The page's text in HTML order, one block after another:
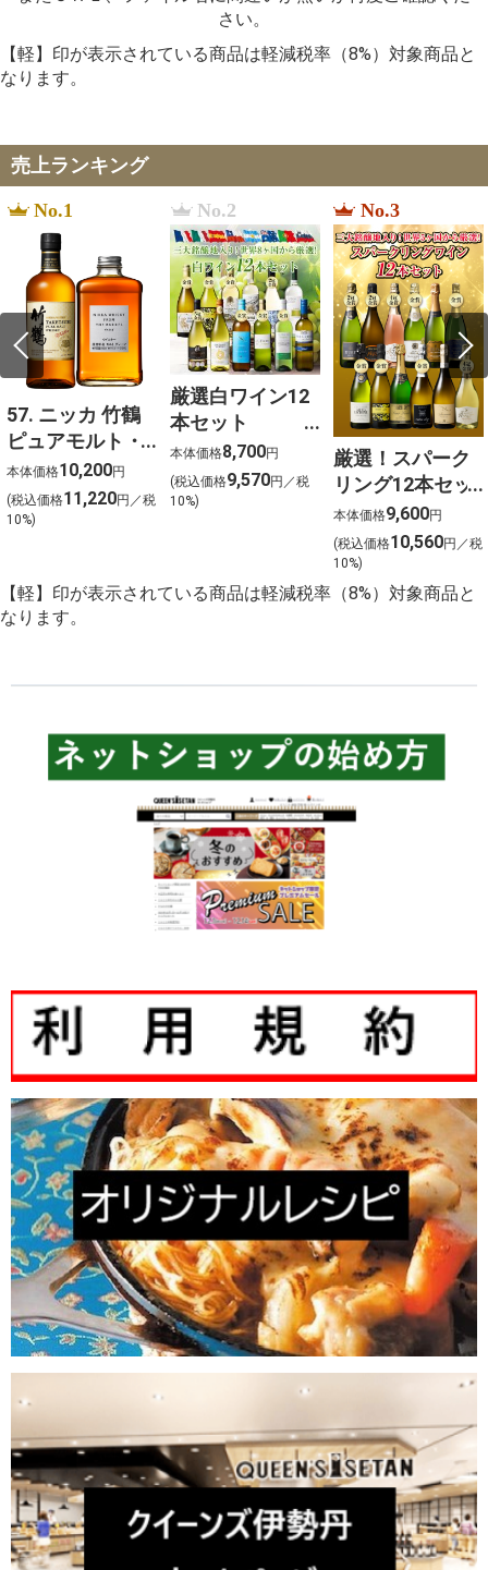
さい。
【軽】印が表示されている商品は軽減税率（8%）対象商品と
なります。
売上ランキング
No.1
57. ニッカ 竹鶴
ピュアモルト・
フロムザバレル
ウイスキー2本セ
ット【北海道ご
本体価格10,200円
(税込価格11,220円／税
10%)
No.2
厳選白ワイン12
本セット
750ml×12
本体価格8,700円
(税込価格9,570円／税
10%)
No.3
厳選！スパーク
リング12本セッ
ト 金賞受賞ワイ
ンを含む１２本
を選びました！
本体価格9,600円
(税込価格10,560円／税
10%)
【軽】印が表示されている商品は軽減税率（8%）対象商品と
なります。